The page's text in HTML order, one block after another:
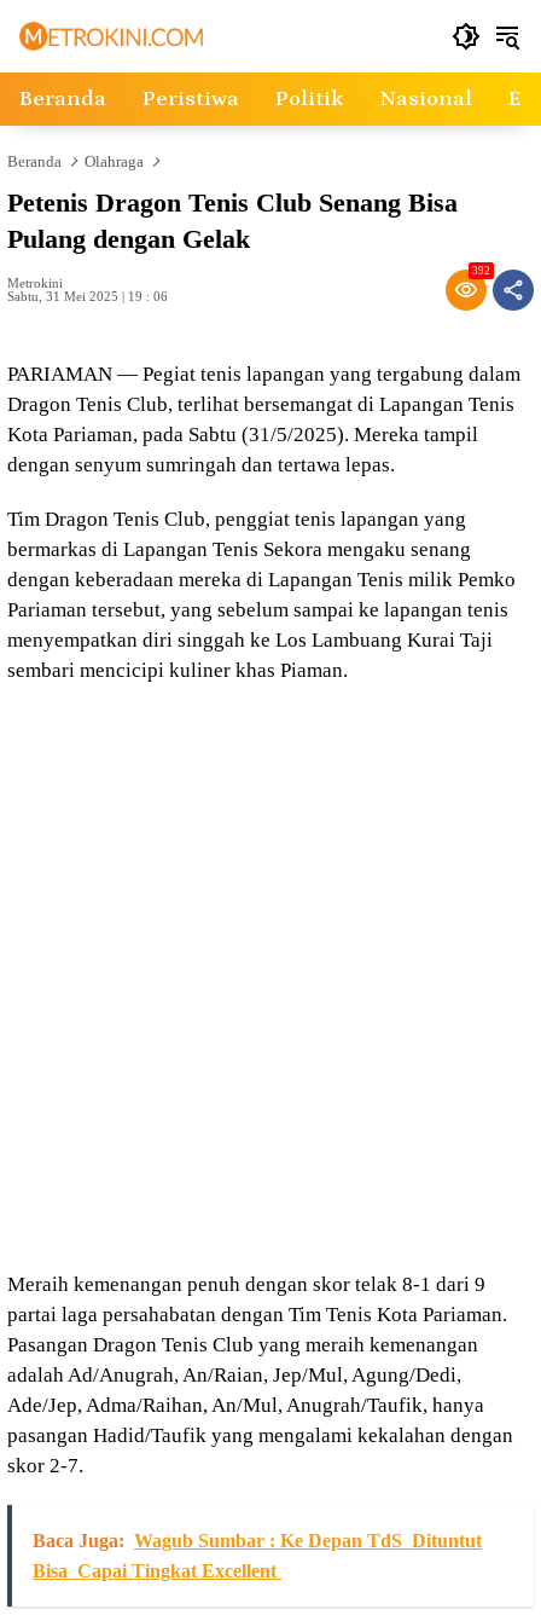
Beranda Peristiwa Politik Nasional
Beranda Olahraga
Petenis Dragon Tenis Club Senang Bisa
Pulang dengan Gelak
Metrokini
Sabtu, 31 Mei 2025 | 19 : 06
392
PARIAMAN — Pegiat tenis lapangan yang tergabung dalam
Dragon Tenis Club, terlihat bersemangat di Lapangan Tenis
Kota Pariaman, pada Sabtu (31/5/2025). Mereka tampil
dengan senyum sumringah dan tertawa lepas.
Tim Dragon Tenis Club, penggiat tenis lapangan yang
bermarkas di Lapangan Tenis Sekora mengaku senang
dengan keberadaan mereka di Lapangan Tenis milik Pemko
Pariaman tersebut, yang sebelum sampai ke lapangan tenis
menyempatkan diri singgah ke Los Lambuang Kurai Taji
sembari mencicipi kuliner khas Piaman.
Meraih kemenangan penuh dengan skor telak 8-1 dari 9
partai laga persahabatan dengan Tim Tenis Kota Pariaman.
Pasangan Dragon Tenis Club yang meraih kemenangan
adalah Ad/Anugrah, An/Raian, Jep/Mul, Agung/Dedi,
Ade/Jep, Adma/Raihan, An/Mul, Anugrah/Taufik, hanya
pasangan Hadid/Taufik yang mengalami kekalahan dengan
skor 2-7.
Baca Juga: Wagub Sumbar : Ke Depan TdS Dituntut
Bisa Capai Tingkat Excellent